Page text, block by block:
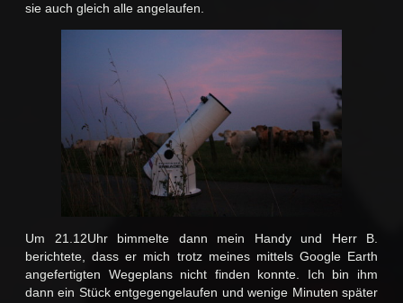
sie auch gleich alle angelaufen.
Um 21.12Uhr bimmelte dann mein Handy und Herr B.
berichtete, dass er mich trotz meines mittels Google Earth
angefertigten Wegeplans nicht finden konnte. Ich bin ihm
dann ein Stück entgegengelaufen und wenige Minuten später